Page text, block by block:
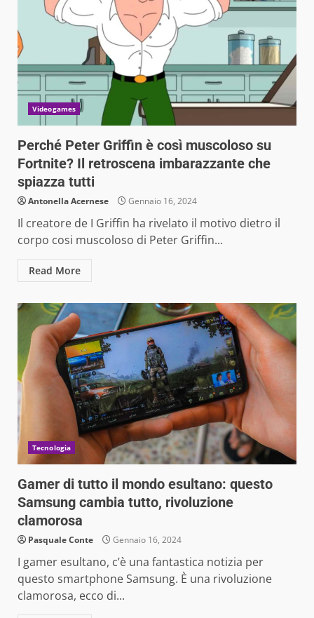
Videogames
Perché Peter Griffin è così muscoloso su
Fortnite? Il retroscena imbarazzante che
spiazza tutti
Antonella Acernese Gennaio 16, 2024
Il creatore de I Griffin ha rivelato il motivo dietro il
corpo cosi muscoloso di Peter Griffin...
Read More
Tecnologia
Gamer di tutto il mondo esultano: questo
Samsung cambia tutto, rivoluzione
clamorosa
Pasquale Conte Gennaio 16, 2024
I gamer esultano, c’è una fantastica notizia per
questo smartphone Samsung. È una rivoluzione
clamorosa, ecco di...